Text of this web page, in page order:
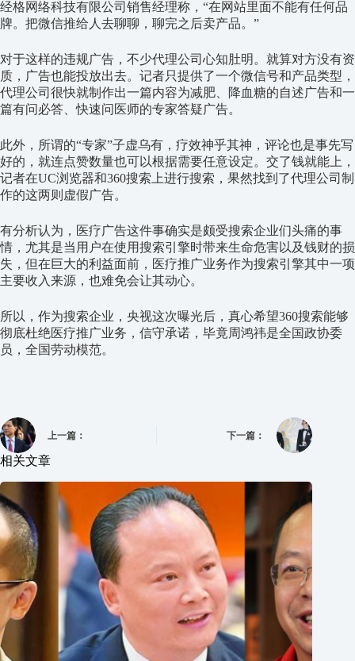
经格网络科技有限公司销售经理称，“在网站里面不能有任何品
牌。把微信推给人去聊聊，聊完之后卖产品。”
对于这样的违规广告，不少代理公司心知肚明。就算对方没有资
质，广告也能投放出去。记者只提供了一个微信号和产品类型，
代理公司很快就制作出一篇内容为减肥、降血糖的自述广告和一
篇有问必答、快速问医师的专家答疑广告。
此外，所谓的“专家”子虚乌有，疗效神乎其神，评论也是事先写
好的，就连点赞数量也可以根据需要任意设定。交了钱就能上，
记者在UC浏览器和360搜索上进行搜索，果然找到了代理公司制
作的这两则虚假广告。
有分析认为，医疗广告这件事确实是颇受搜索企业们头痛的事
情，尤其是当用户在使用搜索引擎时带来生命危害以及钱财的损
失，但在巨大的利益面前，医疗推广业务作为搜索引擎其中一项
主要收入来源，也难免会让其动心。
所以，作为搜索企业，央视这次曝光后，真心希望360搜索能够
彻底杜绝医疗推广业务，信守承诺，毕竟周鸿祎是全国政协委
员，全国劳动模范。
上一篇： 下一篇：
相关文章